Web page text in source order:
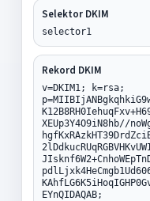
Selektor DKIM
selector1
Rekord DKIM
v=DKIM1; k=rsa;
XEUp3Y4O9iN8hb//
EYnQIDAQAB;